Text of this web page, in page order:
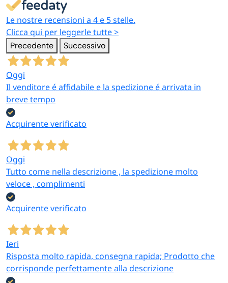
Le nostre recensioni a 4 e 5 stelle.
Clicca qui per leggerle tutte >
Precedente Successivo
Oggi
Il venditore é affidabile e la spedizione é arrivata in
breve tempo
Acquirente verificato
Oggi
Tutto come nella descrizione , la spedizione molto
veloce , complimenti
Acquirente verificato
Ieri
Risposta molto rapida, consegna rapida; Prodotto che
corrisponde perfettamente alla descrizione